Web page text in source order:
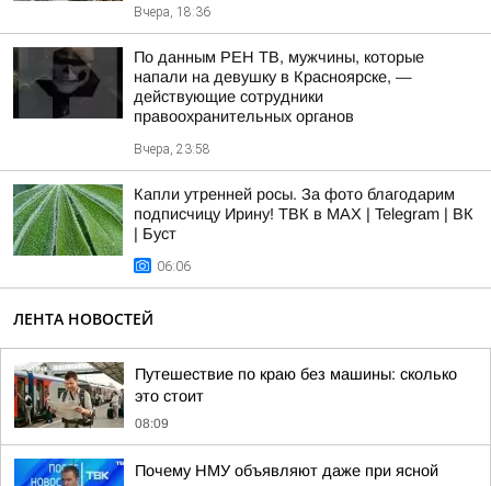
Вчера, 18:36
По данным РЕН ТВ, мужчины, которые
напали на девушку в Красноярске, —
действующие сотрудники
правоохранительных органов
Вчера, 23:58
Капли утренней росы. За фото благодарим
подписчицу Ирину! ТВК в MAX | Telegram | ВК
| Буст
06:06
ЛЕНТА НОВОСТЕЙ
Путешествие по краю без машины: сколько
это стоит
08:09
Почему НМУ объявляют даже при ясной